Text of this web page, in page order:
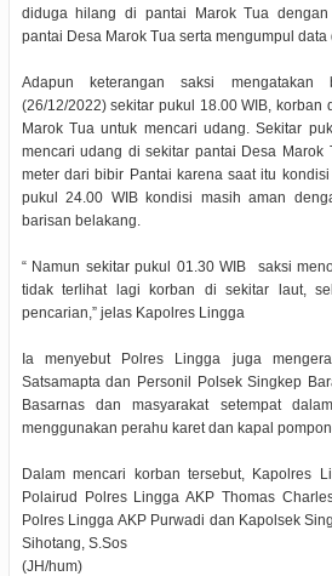
diduga hilang di pantai Marok Tua
pantai Desa Marok Tua serta mengumpul data
Adapun keterangan saksi
(26/12/2022) sekitar pukul 18.00 WIB, korban
Marok Tua untuk mencari udang. Sekitar
mencari udang di sekitar pantai Desa Marok
meter dari bibir Pantai karena saat itu
pukul 24.00 WIB kondisi masih aman
barisan belakang.
“ Namun sekitar pukul 01.30 WIB saksi
tidak terlihat lagi korban di sekitar laut,
pencarian,” jelas Kapolres Lingga
Ia menyebut Polres Lingga juga
Satsamapta dan Personil Polsek Singkep
Basarnas dan masyarakat setempat
menggunakan perahu karet dan kapal
Dalam mencari korban tersebut, Kapolres
Polairud Polres Lingga AKP Thomas
Polres Lingga AKP Purwadi dan Kapolsek
Sihotang, S.Sos
(JH/hum)